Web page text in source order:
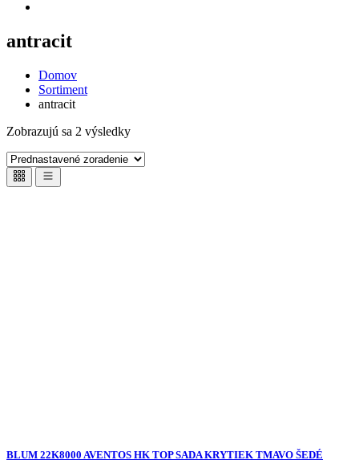
antracit
Domov
Sortiment
antracit
Zobrazujú sa 2 výsledky
BLUM 22K8000 AVENTOS HK TOP SADA KRYTIEK TMAVO ŠEDÉ